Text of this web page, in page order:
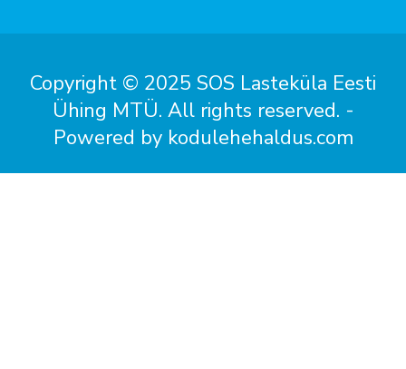
Copyright © 2025 SOS Lasteküla Eesti
Ühing MTÜ. All rights reserved. -
Powered by kodulehehaldus.com